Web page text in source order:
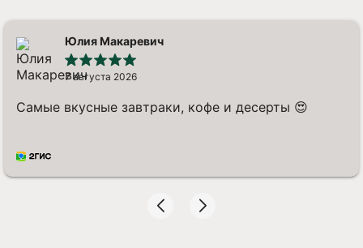
Юлия Макаревич
7 августа 2026
Самые вкусные завтраки, кофе и десерты 😍